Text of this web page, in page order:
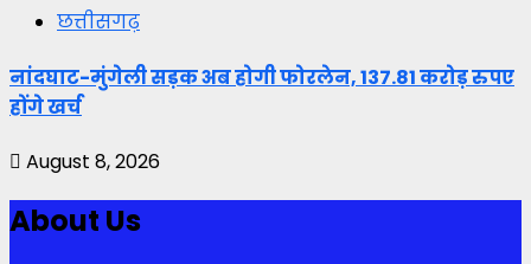
छत्तीसगढ़
नांदघाट-मुंगेली सड़क अब होगी फोरलेन, 137.81 करोड़ रुपए
होंगे खर्च
August 8, 2026
About Us